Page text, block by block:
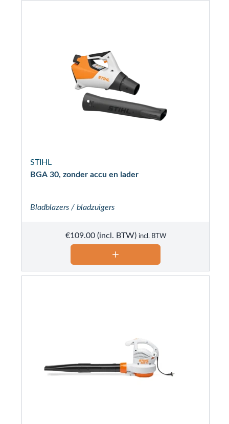
STIHL
BGA 30, zonder accu en lader
Bladblazers / bladzuigers
€109.00 incl. BTW